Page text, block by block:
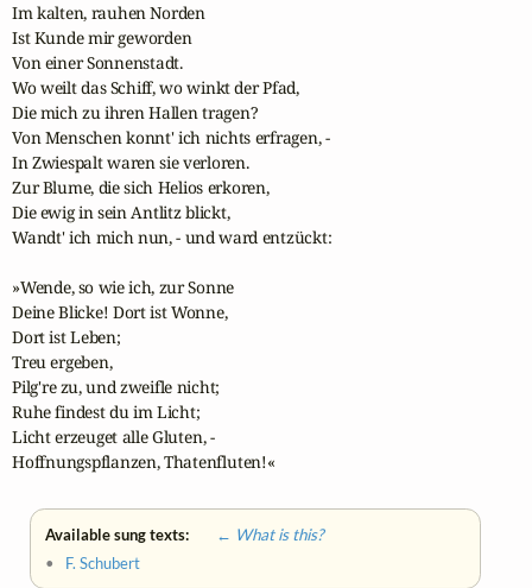
Im kalten, rauhen Norden
Ist Kunde mir geworden
Von einer Sonnenstadt.
Wo weilt das Schiff, wo winkt der Pfad,
Die mich zu ihren Hallen tragen?
Von Menschen konnt' ich nichts erfragen, -
In Zwiespalt waren sie verloren.
Zur Blume, die sich Helios erkoren,
Die ewig in sein Antlitz blickt,
Wandt' ich mich nun, - und ward entzückt:
»Wende, so wie ich, zur Sonne
Deine Blicke! Dort ist Wonne,
Dort ist Leben;
Treu ergeben,
Pilg're zu, und zweifle nicht;
Ruhe findest du im Licht;
Licht erzeuget alle Gluten, -
Hoffnungspflanzen, Thatenfluten!«
Available sung texts:
← What is this?
• F. Schubert